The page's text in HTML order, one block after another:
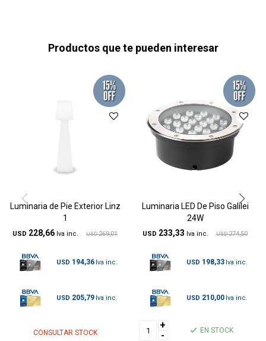
Productos que te pueden interesar
Luminaria de Pie Exterior Linz
1
USD 228,66 USD 269,01
USD 194,36
USD 205,79
CONSULTAR STOCK
Luminaria LED De Piso Galilei
24W
USD 233,33 USD 274,50
USD 198,33
USD 210,00
+
-
EN STOCK